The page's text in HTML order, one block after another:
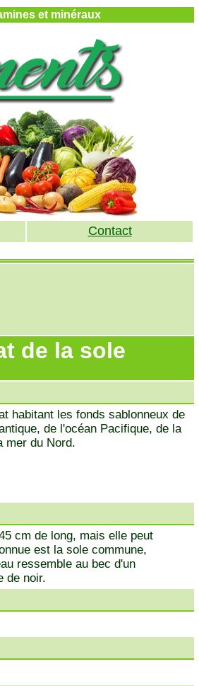
et minéraux
Contact
de la sole
habitant les fonds sablonneux de
de l'océan Pacifique, de la
mer du Nord.
cm de long, mais elle peut
est la sole commune,
ressemble au bec d'un
de noir.